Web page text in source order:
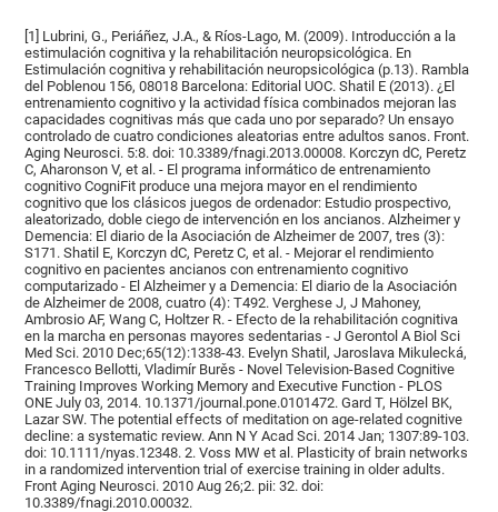
[1] Lubrini, G., Periáñez, J.A., & Ríos-Lago, M. (2009). Introducción a la
estimulación cognitiva y la rehabilitación neuropsicológica. En
Estimulación cognitiva y rehabilitación neuropsicológica (p.13). Rambla
del Poblenou 156, 08018 Barcelona: Editorial UOC. Shatil E (2013). ¿El
entrenamiento cognitivo y la actividad física combinados mejoran las
capacidades cognitivas más que cada uno por separado? Un ensayo
controlado de cuatro condiciones aleatorias entre adultos sanos. Front.
Aging Neurosci. 5:8. doi: 10.3389/fnagi.2013.00008. Korczyn dC, Peretz
C, Aharonson V, et al. - El programa informático de entrenamiento
cognitivo CogniFit produce una mejora mayor en el rendimiento
cognitivo que los clásicos juegos de ordenador: Estudio prospectivo,
aleatorizado, doble ciego de intervención en los ancianos. Alzheimer y
Demencia: El diario de la Asociación de Alzheimer de 2007, tres (3):
S171. Shatil E, Korczyn dC, Peretz C, et al. - Mejorar el rendimiento
cognitivo en pacientes ancianos con entrenamiento cognitivo
computarizado - El Alzheimer y a Demencia: El diario de la Asociación
de Alzheimer de 2008, cuatro (4): T492. Verghese J, J Mahoney,
Ambrosio AF, Wang C, Holtzer R. - Efecto de la rehabilitación cognitiva
en la marcha en personas mayores sedentarias - J Gerontol A Biol Sci
Med Sci. 2010 Dec;65(12):1338-43. Evelyn Shatil, Jaroslava Mikulecká,
Francesco Bellotti, Vladimír Burěs - Novel Television-Based Cognitive
Training Improves Working Memory and Executive Function - PLOS
ONE July 03, 2014. 10.1371/journal.pone.0101472. Gard T, Hölzel BK,
Lazar SW. The potential effects of meditation on age-related cognitive
decline: a systematic review. Ann N Y Acad Sci. 2014 Jan; 1307:89-103.
doi: 10.1111/nyas.12348. 2. Voss MW et al. Plasticity of brain networks
in a randomized intervention trial of exercise training in older adults.
Front Aging Neurosci. 2010 Aug 26;2. pii: 32. doi:
10.3389/fnagi.2010.00032.